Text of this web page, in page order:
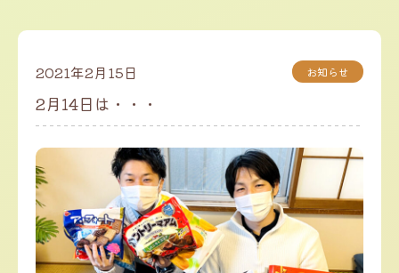
2021年2月15日 お知らせ
2月14日は・・・